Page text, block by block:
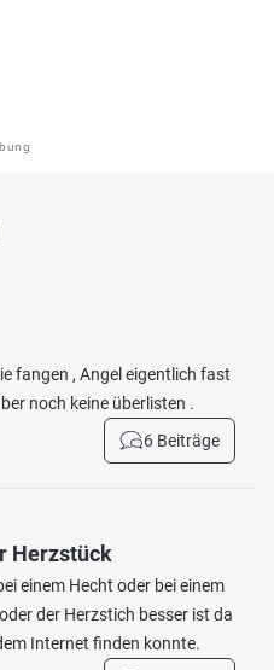
fangen , Angel eigentlich fast
noch keine überlisten .
6 Beiträge
Herzstück
einem Hecht oder bei einem
der Herzstich besser ist da
Internet finden konnte.